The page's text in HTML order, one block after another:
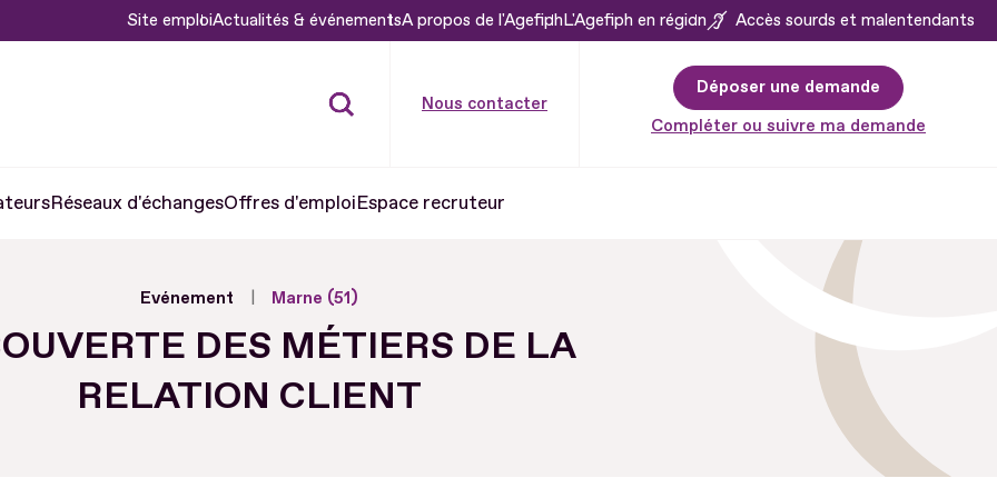
Site emploiActualités & événementsA propos de l'AgefiphL'Agefiph en région Accès sourds et malentendants
Nous contacter
Déposer une demande
Compléter ou suivre ma demande
Réseaux d'échangesOffres d'emploiEspace recruteur
Evénement Marne (51)
DES MÉTIERS DE LA
RELATION CLIENT